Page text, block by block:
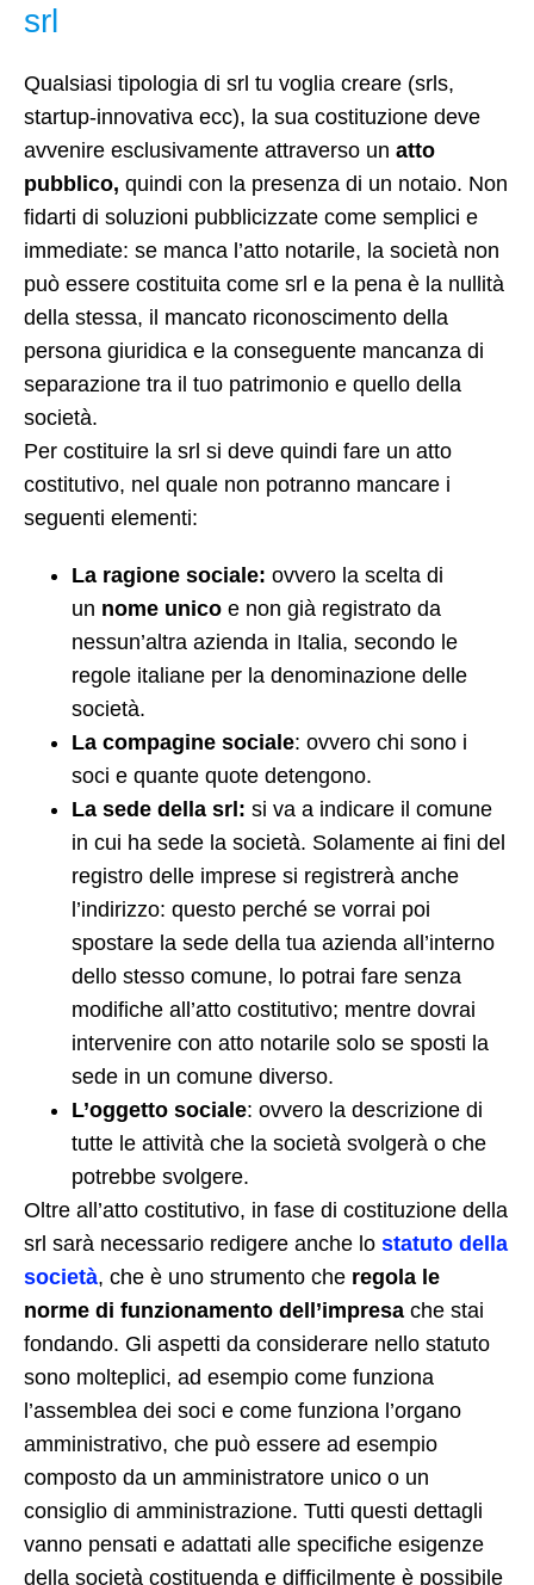
srl
Qualsiasi tipologia di srl tu voglia creare (srls,
startup-innovativa ecc), la sua costituzione deve
avvenire esclusivamente attraverso un atto
pubblico, quindi con la presenza di un notaio. Non
fidarti di soluzioni pubblicizzate come semplici e
immediate: se manca l’atto notarile, la società non
può essere costituita come srl e la pena è la nullità
della stessa, il mancato riconoscimento della
persona giuridica e la conseguente mancanza di
separazione tra il tuo patrimonio e quello della
società.
Per costituire la srl si deve quindi fare un atto
costitutivo, nel quale non potranno mancare i
seguenti elementi:
La ragione sociale: ovvero la scelta di
un nome unico e non già registrato da
nessun’altra azienda in Italia, secondo le
regole italiane per la denominazione delle
società.
La compagine sociale: ovvero chi sono i
soci e quante quote detengono.
La sede della srl: si va a indicare il comune
in cui ha sede la società. Solamente ai fini del
registro delle imprese si registrerà anche
l’indirizzo: questo perché se vorrai poi
spostare la sede della tua azienda all’interno
dello stesso comune, lo potrai fare senza
modifiche all’atto costitutivo; mentre dovrai
intervenire con atto notarile solo se sposti la
sede in un comune diverso.
L’oggetto sociale: ovvero la descrizione di
tutte le attività che la società svolgerà o che
potrebbe svolgere.
Oltre all’atto costitutivo, in fase di costituzione della
srl sarà necessario redigere anche lo statuto della
società, che è uno strumento che regola le
norme di funzionamento dell’impresa che stai
fondando. Gli aspetti da considerare nello statuto
sono molteplici, ad esempio come funziona
l’assemblea dei soci e come funziona l’organo
amministrativo, che può essere ad esempio
composto da un amministratore unico o un
consiglio di amministrazione. Tutti questi dettagli
vanno pensati e adattati alle specifiche esigenze
della società costituenda e difficilmente è possibile